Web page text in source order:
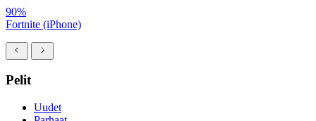
90%
Fortnite (iPhone)
Pelit
Uudet